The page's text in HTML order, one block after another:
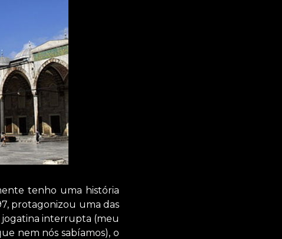
tenho uma história
protagonizou uma das
jogatina interrupta (meu
nem nós sabíamos), o